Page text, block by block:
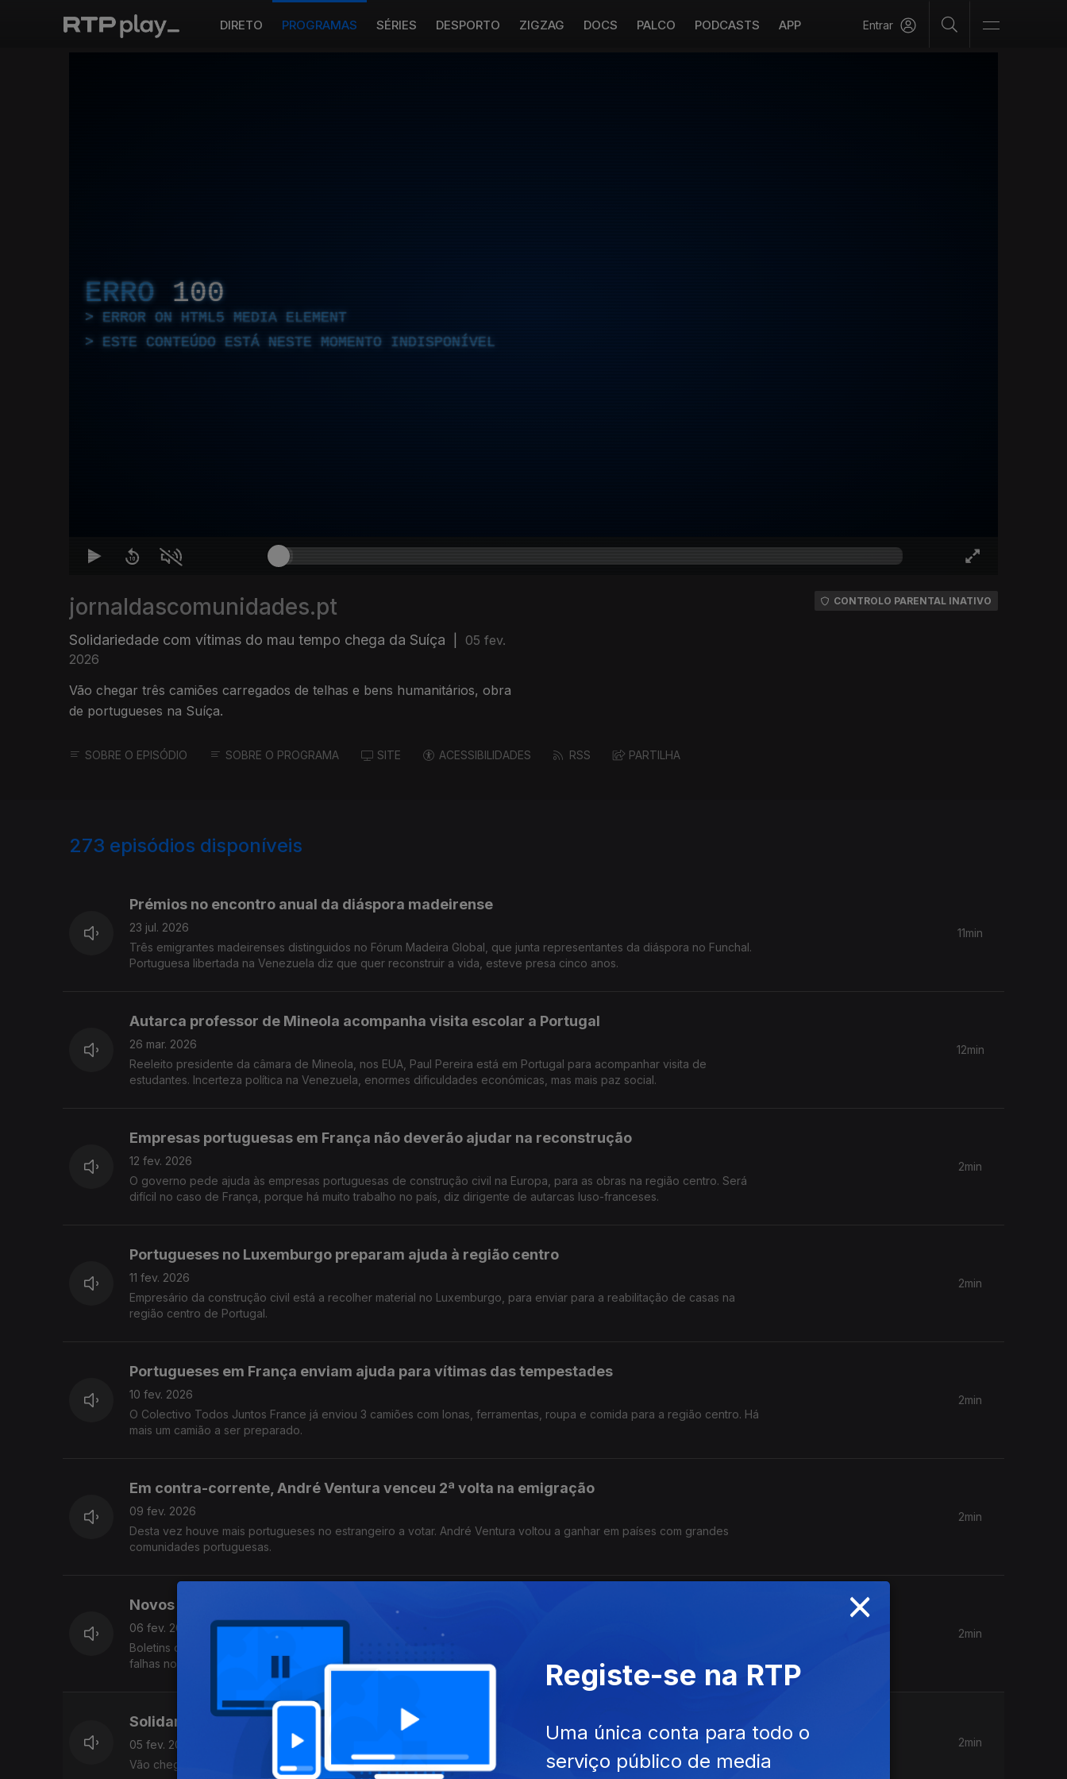
DIRETO PROGRAMAS SÉRIES DESPORTO ZIGZAG DOCS PALCO PODCASTS APP Entrar
ERRO 100
ERROR ON HTML5 MEDIA ELEMENT
ESTE CONTEÚDO ESTÁ NESTE MOMENTO INDISPONÍVEL
jornaldascomunidades.pt
Solidariedade com vítimas do mau tempo chega da Suíça
05 fev.
2026
Vão chegar três camiões carregados de telhas e bens humanitários, obra
de portugueses na Suíça.
CONTROLO PARENTAL INATIVO
SOBRE O EPISÓDIO SOBRE O PROGRAMA SITE ACESSIBILIDADES RSS PARTILHA
273 episódios disponíveis
Prémios no encontro anual da diáspora madeirense
23 jul. 2026
Três emigrantes madeirenses distinguidos no Fórum Madeira Global, que junta representantes da diáspora no Funchal.
Portuguesa libertada na Venezuela diz que quer reconstruir a vida, esteve presa cinco anos.
11min
Autarca professor de Mineola acompanha visita escolar a Portugal
26 mar. 2026
Reeleito presidente da câmara de Mineola, nos EUA, Paul Pereira está em Portugal para acompanhar visita de
estudantes. Incerteza política na Venezuela, enormes dificuldades económicas, mas mais paz social.
12min
Empresas portuguesas em França não deverão ajudar na reconstrução
12 fev. 2026
O governo pede ajuda às empresas portuguesas de construção civil na Europa, para as obras na região centro. Será
difícil no caso de França, porque há muito trabalho no país, diz dirigente de autarcas luso-franceses.
2min
Portugueses no Luxemburgo preparam ajuda à região centro
11 fev. 2026
Empresário da construção civil está a recolher material no Luxemburgo, para enviar para a reabilitação de casas na
região centro de Portugal.
2min
Portugueses em França enviam ajuda para vítimas das tempestades
10 fev. 2026
O Colectivo Todos Juntos France já enviou 3 camiões com lonas, ferramentas, roupa e comida para a região centro. Há
mais um camião a ser preparado.
2min
Em contra-corrente, André Ventura venceu 2ª volta na emigração
09 fev. 2026
Desta vez houve mais portugueses no estrangeiro a votar. André Ventura voltou a ganhar em países com grandes
comunidades portuguesas.
2min
Novos boletins de voto chegaram à África do Sul
06 fev. 2026
Boletins de voto para a segunda volta das eleições presidenciais chegaram à África do Sul, onde são habituais as
falhas no serviço internacional de correios.
2min
Solidariedade com vítimas do mau tempo chega da Suíça
05 fev. 2026
Vão chegar três camiões carregados de telhas e bens humanitários, obra de portugueses na Suíça.
2min
×
Registe-se na RTP
Uma única conta para todo o
serviço público de media